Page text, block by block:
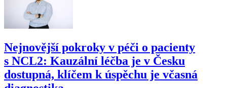
Nejnovější pokroky v péči o pacienty
s NCL2: Kauzální léčba je v Česku
dostupná, klíčem k úspěchu je včasná